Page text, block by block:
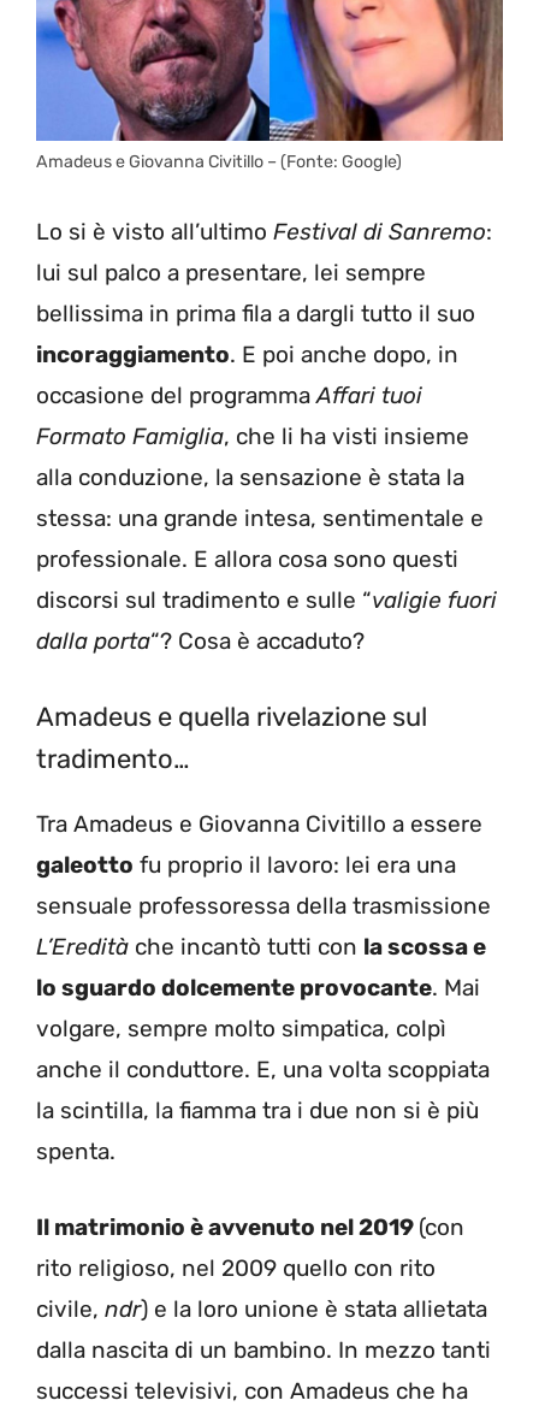
Amadeus e Giovanna Civitillo – (Fonte: Google)
Lo si è visto all’ultimo Festival di Sanremo:
lui sul palco a presentare, lei sempre
bellissima in prima fila a dargli tutto il suo
incoraggiamento. E poi anche dopo, in
occasione del programmaAffari tuoi
Formato Famiglia, che li ha visti insieme
alla conduzione, la sensazione è stata la
stessa: una grande intesa, sentimentale e
professionale. E allora cosa sono questi
discorsi sul tradimento e sulle “valigie fuori
dalla porta“? Cosa è accaduto?
Amadeus e quella rivelazione sul
tradimento…
Tra Amadeus e Giovanna Civitillo a essere
galeotto fu proprio il lavoro: lei era una
sensuale professoressa della trasmissione
L’Eredità che incantò tutti con la scossa e
lo sguardo dolcemente provocante. Mai
volgare, sempre molto simpatica, colpì
anche il conduttore. E, una volta scoppiata
la scintilla, la fiamma tra i due non si è più
spenta.
Il matrimonio è avvenuto nel 2019 (con
rito religioso, nel 2009 quello con rito
civile, ndr) e la loro unione è stata allietata
dalla nascita di un bambino. In mezzo tanti
successi televisivi, con Amadeus che ha